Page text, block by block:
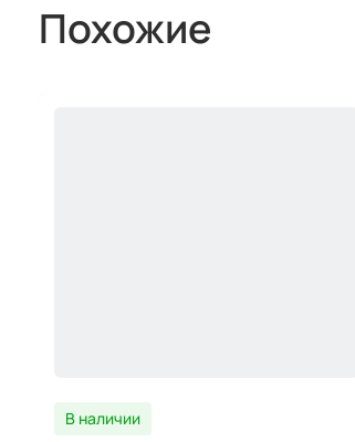
Похожие
В наличии